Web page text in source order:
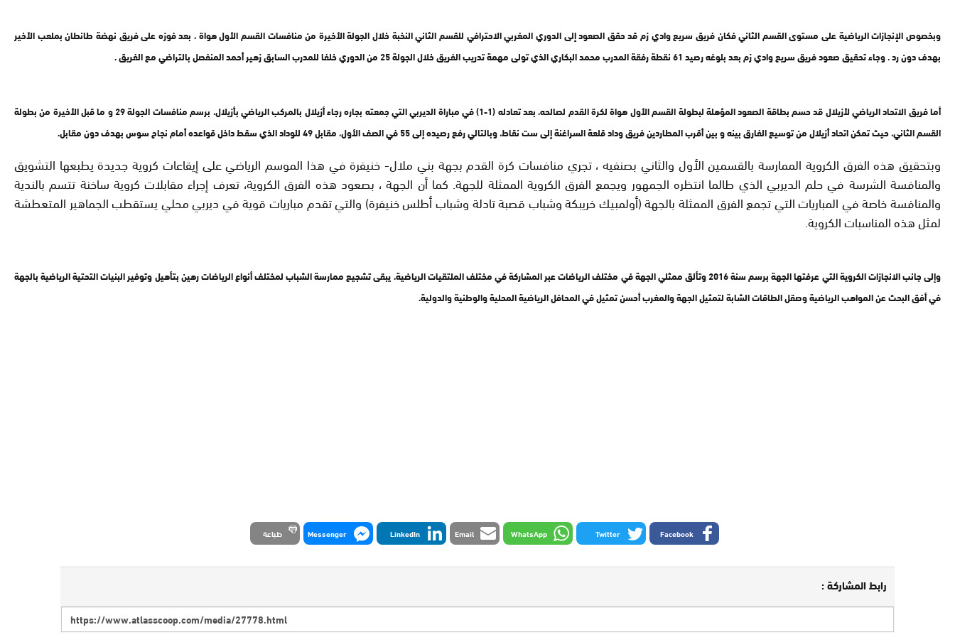
وبخصوص الإنجازات الرياضية على مستوى القسم الثاني فكان فريق سريع وادي زم قد حقق الصعود إلى الدوري المغربي الاحترافي للقسم الثاني النخبة خلال الجولة الأخيرة من منافسات القسم الأول هواة ، بعد فوزه على فريق نهضة طانطان بملعب الأخير
بهدف دون رد . وجاء تحقيق صعود فريق سريع وادي زم بعد بلوغه رصيد 61 نقطة رفقة المدرب محمد البكاري الذي تولى مهمة تدريب الفريق خلال الجولة 25 من الدوري خلفا للمدرب السابق زهير أحمد المنفصل بالتراضي مع الفريق .
أما فريق الاتحاد الرياضي لأزيلال قد حسم بطاقة الصعود المؤهلة لبطولة القسم الأول هواة لكرة القدم لصالحه، بعد تعادله (1-1) في مباراة الديربي التي جمعته بجاره رجاء أزيلال بالمركب الرياضي بأزيلال، برسم منافسات الجولة 29 و ما قبل الأخيرة من بطولة
القسم الثاني، حيث تمكن اتحاد أزيلال من توسيع الفارق بينه و بين أقرب المطاردين فريق وداد قلعة السراغنة إلى ست نقاط، وبالتالي رفع رصيده إلى 55 في الصف الأول، مقابل 49 للوداد الذي سقط داخل قواعده أمام نجاح سوس بهدف دون مقابل.
وبتحقيق هذه الفرق الكروية الممارسة بالقسمين الأول والثاني بصنفيه ، تجري منافسات كرة القدم بجهة بني ملال- خنيفرة في هذا الموسم الرياضي على إيقاعات كروية جديدة يطبعها التشويق
والمنافسة الشرسة في حلم الديربي الذي طالما انتظره الجمهور ويجمع الفرق الكروية الممثلة للجهة. كما أن الجهة ، بصعود هذه الفرق الكروية، تعرف إجراء مقابلات كروية ساخنة تتسم بالندية
والمنافسة خاصة في المباريات التي تجمع الفرق الممثلة بالجهة (أولمبيك خريبكة وشباب قصبة تادلة وشباب أطلس خنيفرة) والتي تقدم مباريات قوية في ديربي محلي يستقطب الجماهير المتعطشة
لمثل هذه المناسبات الكروية.
وإلى جانب الانجازات الكروية التي عرفتها الجهة برسم سنة 2016 وتألق ممثلي الجهة في مختلف الرياضات عبر المشاركة في مختلف الملتقيات الرياضية، يبقى تشجيع ممارسة الشباب لمختلف أنواع الرياضات رهين بتأهيل وتوفير البنيات التحتية الرياضية بالجهة
في أفق البحث عن المواهب الرياضية وصقل الطاقات الشابة لتمثيل الجهة والمغرب أحسن تمثيل في المحافل الرياضية المحلية والوطنية والدولية.
Facebook
Twitter
WhatsApp
Email
LinkedIn
Messenger طباعة
رابط المشاركة :